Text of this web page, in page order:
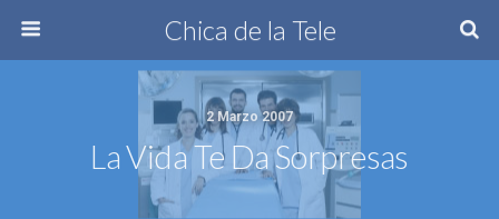
Chica de la Tele
2 Marzo 2007
La Vida Te Da Sorpresas